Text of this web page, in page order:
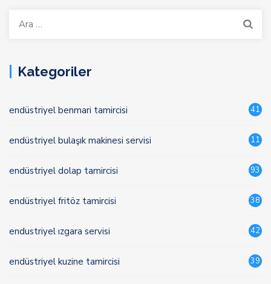
Arama:
Kategoriler
endüstriyel benmari tamircisi 41
endüstriyel bulaşık makinesi servisi 11
endüstriyel dolap tamircisi 93
endüstriyel fritöz tamircisi 38
endustriyel ızgara servisi 42
endüstriyel kuzine tamircisi 39